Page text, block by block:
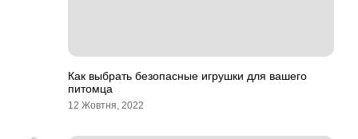
Как выбрать безопасные игрушки для вашего
питомца
12 Жовтня, 2022